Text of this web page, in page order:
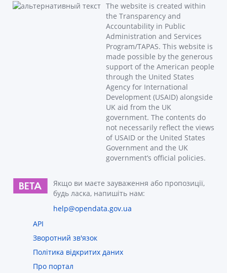
The website is created within
the Transparency and
Accountability in Public
Administration and Services
Program/TAPAS. This website is
made possible by the generous
support of the American people
through the United States
Agency for International
Development (USAID) alongside
UK aid from the UK
government. The contents do
not necessarily reflect the views
of USAID or the United States
Government and the UK
government’s official policies.
Якщо ви маєте зауваження або пропозиції,
будь ласка, напишіть нам:
help@opendata.gov.ua
API
Зворотний зв'язок
Політика відкритих даних
Про портал